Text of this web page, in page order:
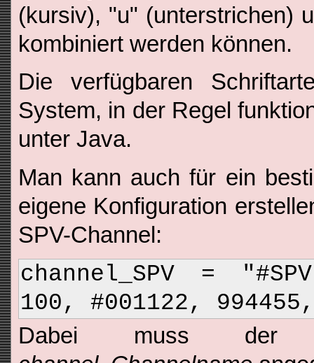
(kursiv), "u" (unterstrichen)
kombiniert werden können.
Die verfügbaren
System, in der Regel
unter Java.
Man kann auch für ein
eigene Konfiguration
SPV-Channel:
channel_SPV =
100, #001122,
Dabei muss der